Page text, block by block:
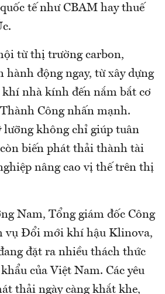
tế như CBAM hay thuế
từ thị trường carbon,
hành động ngay, từ xây dựng
nhà kính đến nắm bắt cơ
Công nhấn mạnh.
lưỡng không chỉ giúp tuân
biến phát thải thành tài
nâng cao vị thế trên thị
Nam, Tổng giám đốc Công
vụ Đổi mới khí hậu Klinova,
đặt ra nhiều thách thức
của Việt Nam. Các yêu
thải ngày càng khắt khe,